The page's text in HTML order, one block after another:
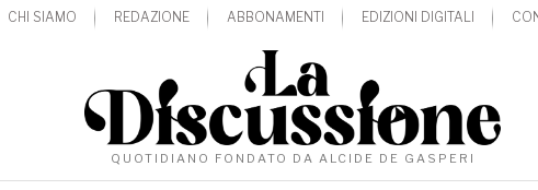
CHI SIAMO REDAZIONE ABBONAMENTI EDIZIONI DIGITALI
QUOTIDIANO FONDATO DA ALCIDE DE GASPERI